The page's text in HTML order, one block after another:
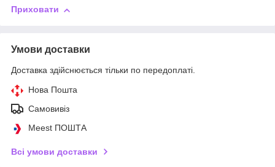
Приховати
Умови доставки
Доставка здійснюється тільки по передоплаті.
Нова Пошта
Самовивіз
Meest ПОШТА
Всі умови доставки